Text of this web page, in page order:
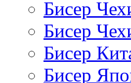
Бисер
Бисер
Бисер
Бисер